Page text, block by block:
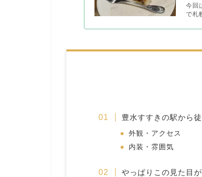
今回
で札
豊水すすきの駅から
外観・アクセス
内装・雰囲気
やっぱりこの見た目